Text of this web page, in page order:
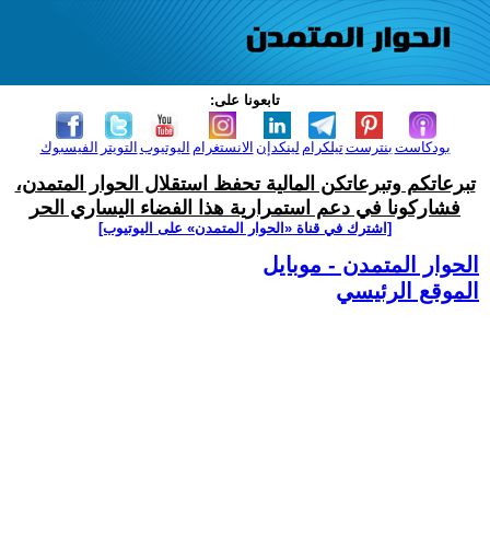
تابعونا على:
الفيسبوك التويتر اليوتيوب الانستغرام لينكدإن تيلكرامبنترست بودكاست
تبرعاتكم وتبرعاتكن المالية تحفظ استقلال الحوار المتمدن،
فشاركونا في دعم استمرارية هذا الفضاء اليساري الحر
[اشترك في قناة ‫«الحوار المتمدن» على اليوتيوب]
الحوار المتمدن - موبايل
الموقع الرئيسي